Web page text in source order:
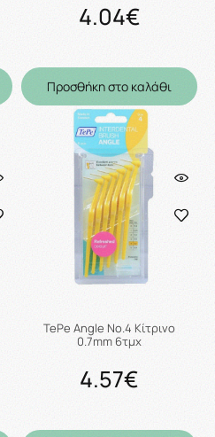
4.04€
Προσθήκη στο καλάθι
TePe Angle No.4 Κίτρινο
0.7mm 6τμχ
4.57€